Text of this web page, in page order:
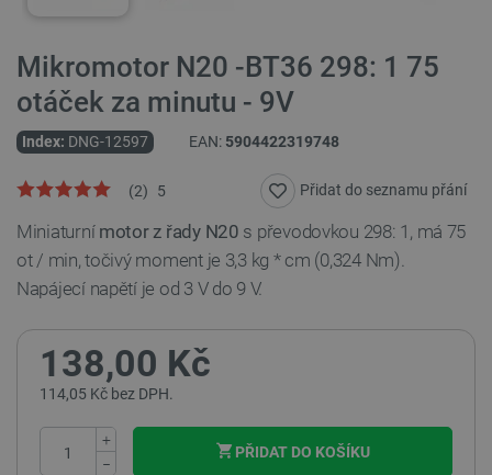
Mikromotor N20 -BT36 298: 1 75
otáček za minutu - 9V
Index: DNG-12597 EAN: 5904422319748
5
(2) Přidat do seznamu přání
Miniaturní motor z řady N20 s převodovkou 298: 1, má 75
ot / min, točivý moment je 3,3 kg * cm (0,324 Nm).
Napájecí napětí je od 3 V do 9 V.
138,00 Kč
114,05 Kč bez DPH.
+
−
PŘIDAT DO KOŠÍKU